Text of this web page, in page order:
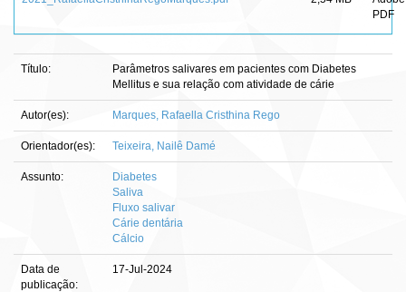
PDF
Título:
Parâmetros salivares em pacientes com Diabetes
Mellitus e sua relação com atividade de cárie
Autor(es): Marques, Rafaella Cristhina Rego
Orientador(es): Teixeira, Nailê Damé
Assunto:
Diabetes
Saliva
Fluxo salivar
Cárie dentária
Cálcio
Data de
publicação:
17-Jul-2024